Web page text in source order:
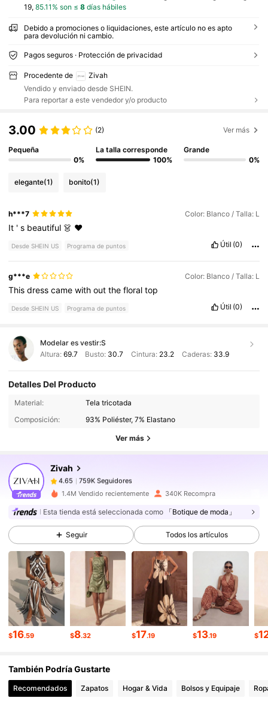
19, 85.11% son ≤ 8días hábiles
Debido a promociones o liquidaciones, este artículo no es apto
para devolución ni cambio.
Pagos seguros · Protección de privacidad
Procedente de
Zivah
Vendido y enviado desde SHEIN.
Para reportar a este vendedor y/o producto
3.00 (2) Ver más
Pequeña
0%
La talla corresponde
100%
Grande
0%
elegante(1) bonito(1)
h***7 Color: Blanco / Talla: L
It 's beautiful 👗 ❤️
Desde SHEIN US Programa de puntos Útil (0)
g***e Color: Blanco / Talla: L
Thisdresscamewithoutthefloraltop
Desde SHEIN US Programa de puntos Útil (0)
Modelar es vestir:S
Altura: 69.7 Busto: 30.7 Cintura: 23.2 Caderas: 33.9
Detalles Del Producto
Material:
Tela tricotada
Composición:
93% Poliéster, 7% Elastano
Ver más
Zivah
759K Seguidores
4.65
759K Seguidores
1***2pagóHace 1 día
4.65 759K Seguidores
4.65 759K Seguidores
4.65 759K Seguidores
4.65 759K Seguidores
4.65 759K Seguidores
1.4M Vendido recientemente 340K Recompra
Esta tienda está seleccionada como 「Botique de moda」
Seguir Todos los artículos
$16.59 $8.32 $17.19 $13.19 $
También Podría Gustarte
Recomendados Zapatos Hogar & Vida Bolsos y Equipaje